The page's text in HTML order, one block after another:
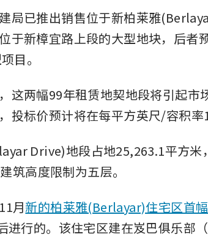
建局已推出销售位于新柏莱雅
于新樟宜路上段的大型地块，后者
目。
这两幅99年租赁地契地段将引起市
投标价预计将在每平方英尺/容积率
Drive)地段占地25,263.1平方米
筑高度限制为五层。
月新的柏莱雅(Berlayar)住宅区首
进行的。该住宅区建在岌巴俱乐部